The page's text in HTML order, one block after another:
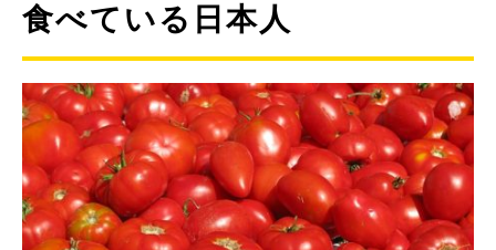
食べている日本人